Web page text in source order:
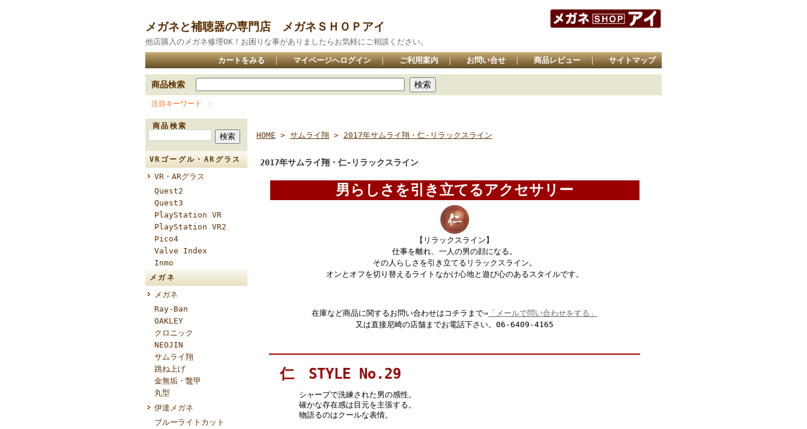
メガネと補聴器の専門店 メガネＳＨＯＰアイ
他店購入のメガネ修理OK！お困りな事がありましたらお気軽にご相談ください。
カートをみる ｜ マイページへログイン ｜ ご利用案内 ｜ お問い合せ ｜ 商品レビュー ｜ サイトマップ
商品検索
注目キーワード
商品検索
VRゴーグル・ARグラス
VR・ARグラス
Quest2
Quest3
PlayStation VR
PlayStation VR2
Pico4
Valve Index
Inmo
メガネ
メガネ
Ray-Ban
OAKLEY
クロニック
NEOJIN
サムライ翔
跳ね上げ
金無垢・鼈甲
丸型
伊達メガネ
ブルーライトカット
HOME > サムライ翔 > 2017年サムライ翔・仁-リラックスライン
2017年サムライ翔・仁-リラックスライン
男らしさを引き立てるアクセサリー
【リラックスライン】
仕事を離れ、一人の男の顔になる。
その人らしさを引き立てるリラックスライン。
オンとオフを切り替えるライトなかけ心地と遊び心のあるスタイルです。
在庫など商品に関するお問い合わせはコチラまで⇒ 「メールで問い合わせをする」
又は直接尼崎の店舗までお電話下さい。06-6409-4165
仁 STYLE No.29
シャープで洗練された男の感性。
確かな存在感は目元を主張する。
物語るのはクールな表情。